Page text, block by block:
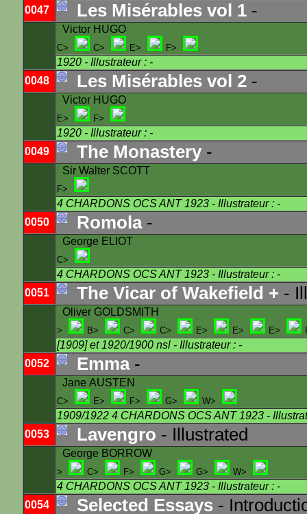
0047
Les Misérables vol 1 -
Victor HUGO
C> C> E> F>
1920 - Illustrateur : -
0048
Les Misérables vol 2 -
Victor HUGO
E> F>
1920 - Illustrateur : -
0049
The Monastery -
Sir Walter SCOTT
F>
4 CHARDONS OCS ANT 1923 - Illustrateur : -
0050
Romola -
George ELIOT
C>
4 CHARDONS OCS ANT 1923 - Illustrateur : -
0051
The Vicar of Wakefield + -
Oliver GOLDSMITH
> B> C> C> E> E> E>
[1909] et 1920/1900 nsl - Illustrateur : -
0052
Emma -
Jane AUSTEN
C> E> F> G> W>
1909/1922 4 CHARDONS OCS ANT 1923 -
0053
Lavengro - Illustrated
George BORROW
> C> F> G> G> W>
4 CHARDONS OCS ANT 1923 - Illustrateur : -
0054
Selected Essays -